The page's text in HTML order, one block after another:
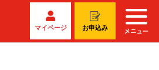
マイページ お申込み